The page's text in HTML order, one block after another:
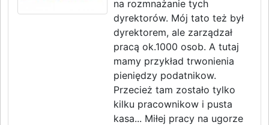
na rozmnażanie tych
dyrektorów. Mój tato też był
dyrektorem, ale zarządzał
pracą ok.1000 osob. A tutaj
mamy przykład trwonienia
pieniędzy podatnikow.
Przecież tam zostało tylko
kilku pracownikow i pusta
kasa... Miłej pracy na ugorze